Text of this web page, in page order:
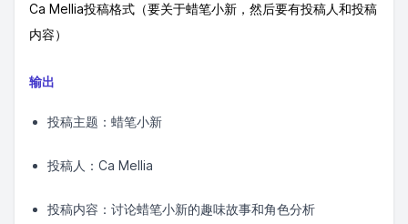
Ca Mellia投稿格式（要关于蜡笔小新，然后要有投稿人和投稿
内容）
输出
投稿主题：蜡笔小新
投稿人：Ca Mellia
投稿内容：讨论蜡笔小新的趣味故事和角色分析